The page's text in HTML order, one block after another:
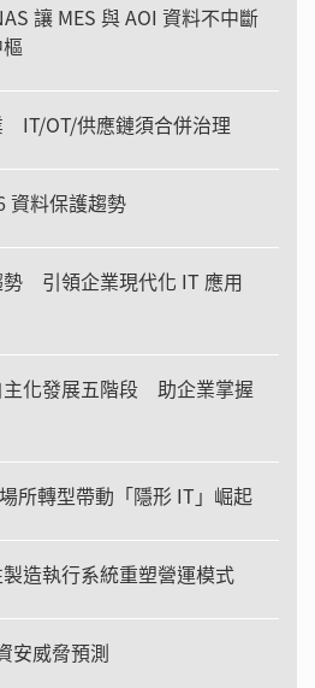
讓 MES 與 AOI 資料不中斷
IT/OT/供應鏈須合併治理
資料保護趨勢
勢 引領企業現代化 IT 應用
主化發展五階段 助企業掌握
所轉型帶動「隱形 IT」崛起
造執行系統重塑營運模式
安威脅預測